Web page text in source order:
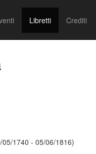
Libretti Crediti
1740 - 05/06/1816)